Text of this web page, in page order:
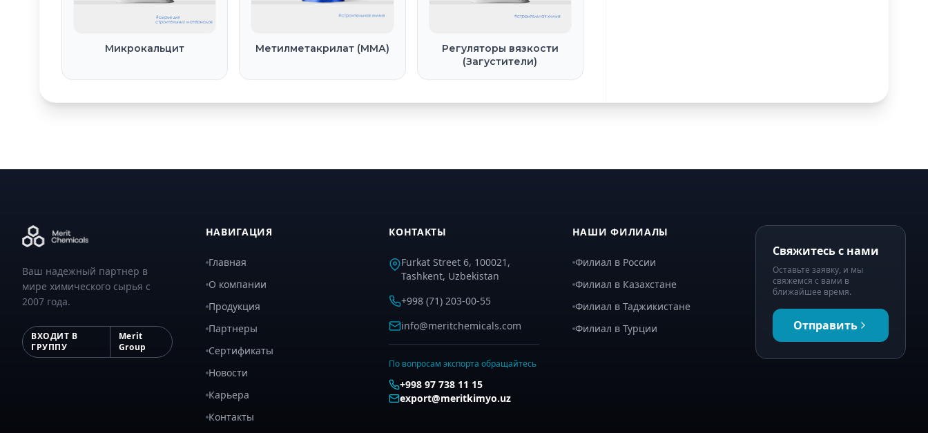
Микрокальцит Метилметакрилат (ММА)
Регуляторы вязкости
(Загустители)
Ваш надежный партнер в
мире химического сырья с
2007 года.
ВХОДИТ В
ГРУППУ
Merit
Group
НАВИГАЦИЯ
Главная
О компании
Продукция
Партнеры
Сертификаты
Новости
Карьера
Контакты
КОНТАКТЫ
Furkat Street 6, 100021,
Tashkent, Uzbekistan
+998 (71) 203-00-55
info@meritchemicals.com
По вопросам экспорта обращайтесь
+998 97 738 11 15
export@meritkimyo.uz
НАШИ ФИЛИАЛЫ
Филиал в России
Филиал в Казахстане
Филиал в Таджикистане
Филиал в Турции
Свяжитесь с нами
Оставьте заявку, и мы
свяжемся с вами в
ближайшее время.
Отправить